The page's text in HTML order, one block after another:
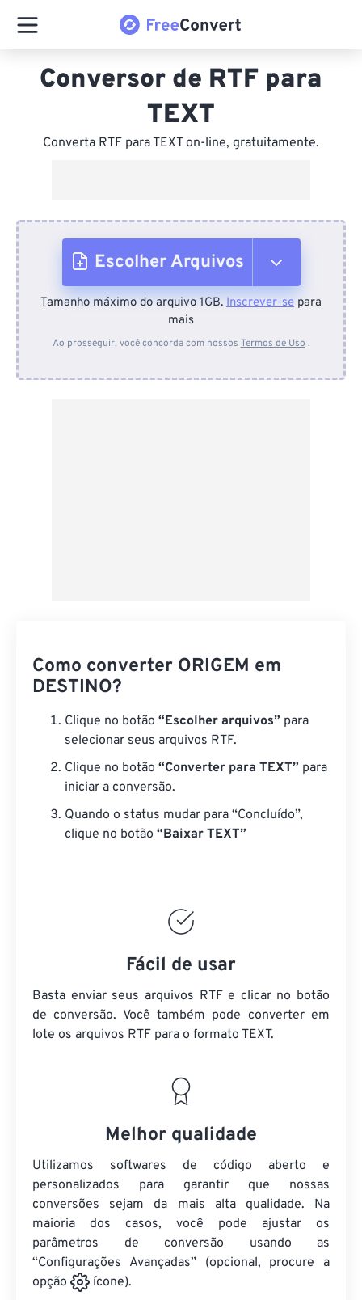
Conversor de RTF para
TEXT
Converta RTF para TEXT on-line, gratuitamente.
Escolher Arquivos
Do dispositivo
Tamanho máximo do arquivo 1GB. Inscrever-se para
mais
Ao prosseguir, você concorda com nossos Termos de Uso .
Como converter ORIGEM em
DESTINO?
Clique no botão “Escolher arquivos” para
selecionar seus arquivos RTF.
Clique no botão “Converter para TEXT” para
iniciar a conversão.
Quando o status mudar para “Concluído”,
clique no botão “Baixar TEXT”
Fácil de usar
Basta enviar seus arquivos RTF e clicar no botão
de conversão. Você também pode converter em
lote os arquivos RTF para o formato TEXT.
Melhor qualidade
Utilizamos softwares de código aberto e
personalizados para garantir que nossas
conversões sejam da mais alta qualidade. Na
maioria dos casos, você pode ajustar os
parâmetros de conversão usando as
“Configurações Avançadas” (opcional, procure a
opção
ícone).